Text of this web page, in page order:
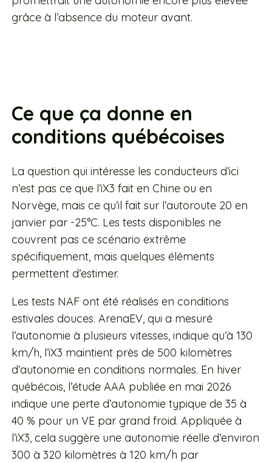
grâce à l’absence du moteur avant.
Ce que ça donne en
conditions québécoises
La question qui intéresse les conducteurs d’ici
n’est pas ce que l’iX3 fait en Chine ou en
Norvège, mais ce qu’il fait sur l’autoroute 20 en
janvier par -25°C. Les tests disponibles ne
couvrent pas ce scénario extrême
spécifiquement, mais quelques éléments
permettent d’estimer.
Les tests NAF ont été réalisés en conditions
estivales douces. ArenaEV, qui a mesuré
l’autonomie à plusieurs vitesses, indique qu’à 130
km/h, l’iX3 maintient près de 500 kilomètres
d’autonomie en conditions normales. En hiver
québécois, l’étude AAA publiée en mai 2026
indique une perte d’autonomie typique de 35 à
40 % pour un VE par grand froid. Appliquée à
l’iX3, cela suggère une autonomie réelle d’environ
300 à 320 kilomètres à 120 km/h par